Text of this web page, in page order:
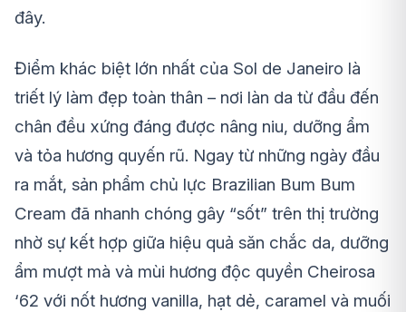
đây.
Điểm khác biệt lớn nhất của Sol de Janeiro là
triết lý làm đẹp toàn thân – nơi làn da từ đầu đến
chân đều xứng đáng được nâng niu, dưỡng ẩm
và tỏa hương quyến rũ. Ngay từ những ngày đầu
ra mắt, sản phẩm chủ lực Brazilian Bum Bum
Cream đã nhanh chóng gây “sốt” trên thị trường
nhờ sự kết hợp giữa hiệu quả săn chắc da, dưỡng
ẩm mượt mà và mùi hương độc quyền Cheirosa
‘62 với nốt hương vanilla, hạt dẻ, caramel và muối